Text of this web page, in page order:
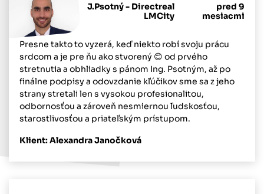
J.Psotný - Directreal
LMCity
pred 9
mesiacmi
Presne takto to vyzerá, keď niekto robí svoju prácu
srdcom a je pre ňu ako stvorený 😊 od prvého
stretnutia a obhliadky s pánom Ing. Psotným, až po
finálne podpisy a odovzdanie kľúčikov sme sa z jeho
strany stretali len s vysokou profesionalitou,
odbornosťou a zároveň nesmiernou ľudskosťou,
starostlivosťou a priateľským prístupom.
Klient: Alexandra Janočková